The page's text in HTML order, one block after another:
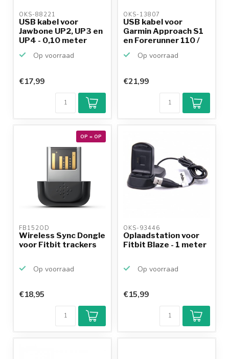
OKS-88221
USB kabel voor
Jawbone UP2, UP3 en
UP4 - 0,10 meter
Op voorraad
€17,99
OKS-13807
USB kabel voor
Garmin Approach S1
en Forerunner 110 /
Op voorraad
€21,99
OP = OP
FB152OD
Wireless Sync Dongle
voor Fitbit trackers
Op voorraad
€18,95
OKS-93446
Oplaadstation voor
Fitbit Blaze - 1 meter
Op voorraad
€15,99